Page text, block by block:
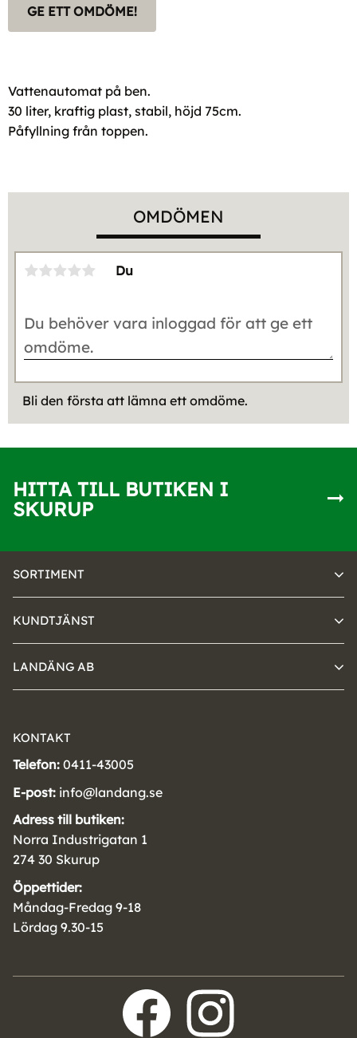
GE ETT OMDÖME!
Vattenautomat på ben.
30 liter, kraftig plast, stabil, höjd 75cm.
Påfyllning från toppen.
OMDÖMEN
Du
Bli den första att lämna ett omdöme.
HITTA TILL BUTIKEN I
SKURUP
SORTIMENT
KUNDTJÄNST
LANDÄNG AB
KONTAKT
Telefon: 0411-43005
E-post: info@landang.se
Adress till butiken:
Norra Industrigatan 1
274 30 Skurup
Öppettider:
Måndag-Fredag 9-18
Lördag 9.30-15